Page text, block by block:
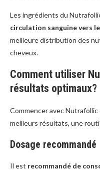
Les ingrédients du
circulation sanguine vers
meilleure distribution des
cheveux.
Comment utiliser
résultats optimaux?
Commencer avec
meilleurs résultats, une
Dosage recommandé
Il est recommandé de